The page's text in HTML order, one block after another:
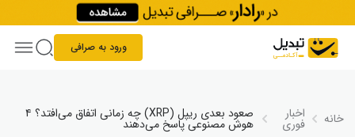
Skip to content
ورود به صرافی
خانه اخبار
فوری
صعود بعدی ریپل (XRP) چه زمانی اتفاق می‌افتد؟ ۴
هوش مصنوعی پاسخ می‌دهند